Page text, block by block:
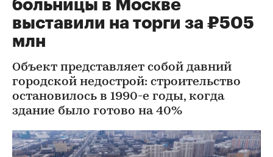
больницы в Москве
выставили на торги за ₽505
млн
Объект представляет собой давний
городской недострой: строительство
остановилось в 1990-е годы, когда
здание было готово на 40%